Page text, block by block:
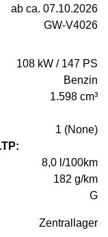
ab ca. 07.10.2026
GW-V4026
108 kW / 147 PS
Benzin
1.598 cm³
1 (None)
8,0 l/100km
182 g/km
G
Zentrallager